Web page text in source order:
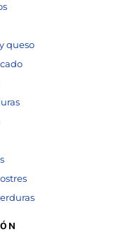
queso